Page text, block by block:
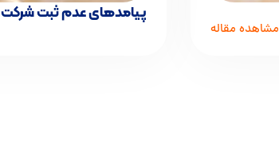
مشاهده مقاله
پیامدهای عدم ثبت شرکت